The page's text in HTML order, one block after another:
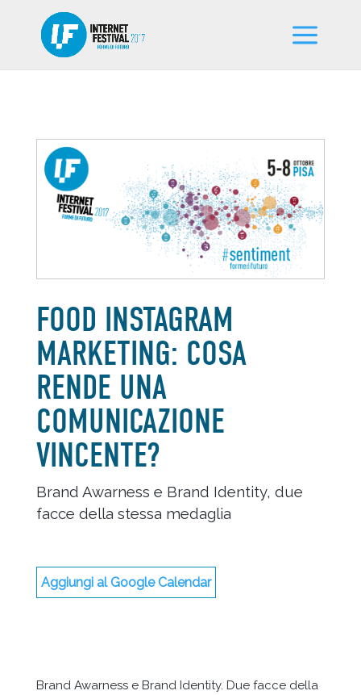
FOOD INSTAGRAM
MARKETING: COSA
RENDE UNA
COMUNICAZIONE
VINCENTE?
Brand Awarness e Brand Identity, due
facce della stessa medaglia
Aggiungi al Google Calendar
Brand Awarness e Brand Identity. Due facce della